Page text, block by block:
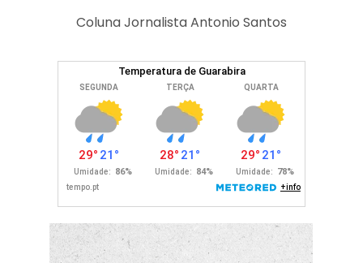
Coluna Jornalista Antonio Santos